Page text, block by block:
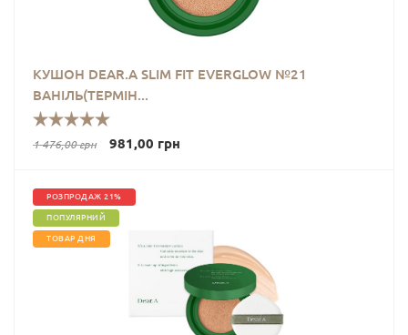
КУШОН DEAR.A SLIM FIT EVERGLOW №21
ВАНІЛЬ(ТЕРМІН...
1 476,00 грн 981,00 грн
РОЗПРОДАЖ 21%
ПОПУЛЯРНИЙ
ТОВАР ДНЯ